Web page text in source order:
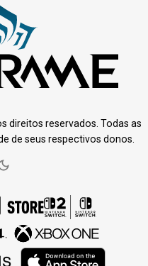
direitos reservados. Todas as
de seus respectivos donos.